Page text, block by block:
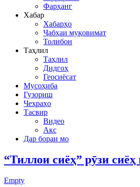
Фарҳанг
Хабар
Хабарҳо
Ҷабҳаи муқовимат
Толибон
Таҳлил
Таҳлил
Дидгоҳ
Геосиёсат
Мусоҳиба
Гузориш
Чеҳраҳо
Тасвир
Видео
Акс
Дар бораи мо
“Тиллои сиёҳ” рӯзи сиёҳ
Empty